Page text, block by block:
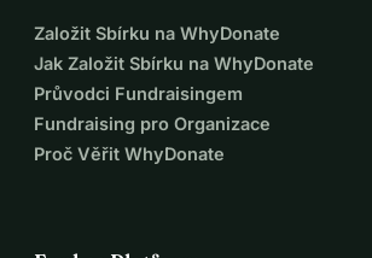
Založit Sbírku na WhyDonate
Jak Založit Sbírku na WhyDonate
Průvodci Fundraisingem
Fundraising pro Organizace
Proč Věřit WhyDonate